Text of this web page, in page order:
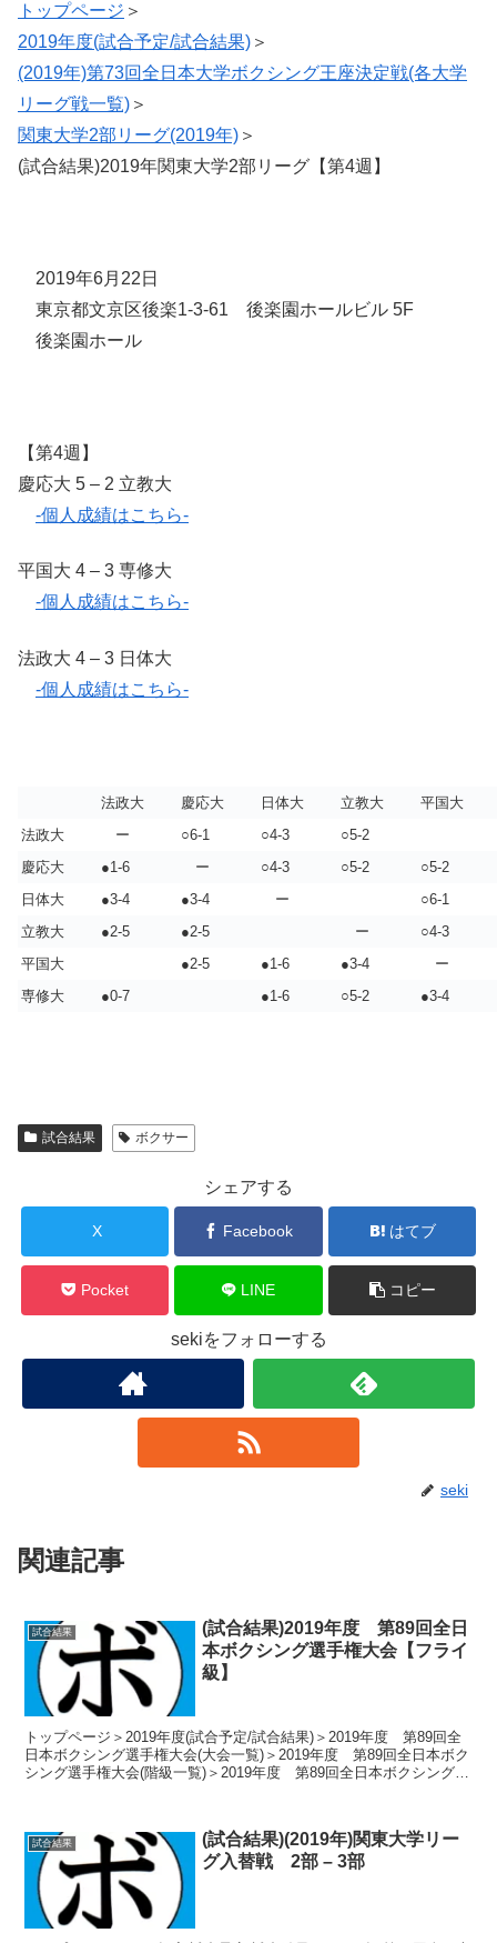
トップページ ＞
2019年度(試合予定/試合結果) ＞
(2019年)第73回全日本大学ボクシング王座決定戦(各大学
リーグ戦一覧) ＞
関東大学2部リーグ(2019年) ＞
(試合結果)2019年関東大学2部リーグ【第4週】
2019年6月22日
東京都文京区後楽1-3-61 後楽園ホールビル 5F
後楽園ホール
【第4週】
慶応大 5 – 2 立教大
-個人成績はこちら-
平国大 4 – 3 専修大
-個人成績はこちら-
法政大 4 – 3 日体大
-個人成績はこちら-
法政大 慶応大 日体大 立教大
平国大
法政大
ー ○6-1 ○4-3
○5-2
慶応大
●1-6 ー ○4-3 ○5-2
○5-2
日体大
●3-4 ●3-4 ー
○6-1
立教大
●2-5 ●2-5 ー
○4-3
平国大
●2-5 ●1-6 ●3-4
ー
専修大
●0-7 ●1-6 ○5-2 ●3-4
試合結果 ボクサー
シェアする
X Facebook はてブ
Pocket LINE コピー
sekiをフォローする
seki
関連記事
試合結果
(試合結果)2019年度 第89回全日
本ボクシング選手権大会【フライ
級】
トップページ＞2019年度(試合予定/試合結果)＞2019年度 第89回全
日本ボクシング選手権大会(大会一覧)＞2019年度 第89回全日本ボク
シング選手権大会(階級一覧)＞2019年度 第89回全日本ボクシング選
試合結果
(試合結果)(2019年)関東大学リー
グ入替戦 2部 – 3部